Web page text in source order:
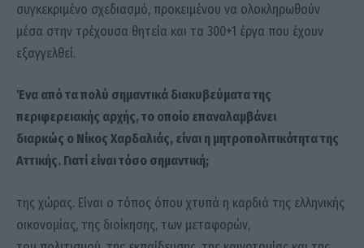
συγκεκριμένο σχεδιασμό, προκειμένου να ολοκληρωθούν
μέσα στην τρέχουσα θητεία και τα 300+1 έργα που έχουν
εξαγγελθεί.
Ένα από τα πολύ σημαντικά διακυβεύματα της
περιφερειακής αρχής, το οποίο επαναλαμβάνει
διαρκώς ο Νίκος Χαρδαλιάς, είναι η μητροπολιτικότητα της
Αττικής. Γιατί είναι τόσο σημαντική;
της χώρας. Είναι ο τόπος όπου χτυπά η καρδιά της ελληνικής
οικονομίας, της διοίκησης, των μεταφορών,